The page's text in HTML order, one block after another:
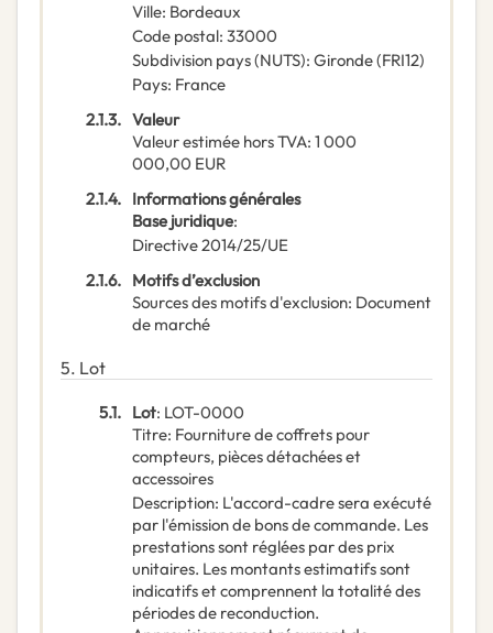
Ville: Bordeaux
Code postal: 33000
Subdivision pays (NUTS): Gironde(FRI12)
Pays: France
2.1.3. Valeur
Valeur estimée hors TVA: 1 000
000,00 EUR
2.1.4. Informations générales
Base juridique:
Directive 2014/25/UE
2.1.6. Motifs d’exclusion
Sources des motifs d'exclusion: Document
de marché
5. Lot
5.1. Lot: LOT-0000
Titre: Fourniture de coffrets pour
compteurs, pièces détachées et
accessoires
Description: L'accord-cadre sera exécuté
par l'émission de bons de commande. Les
prestations sont réglées par des prix
unitaires. Les montants estimatifs sont
indicatifs et comprennent la totalité des
périodes de reconduction.